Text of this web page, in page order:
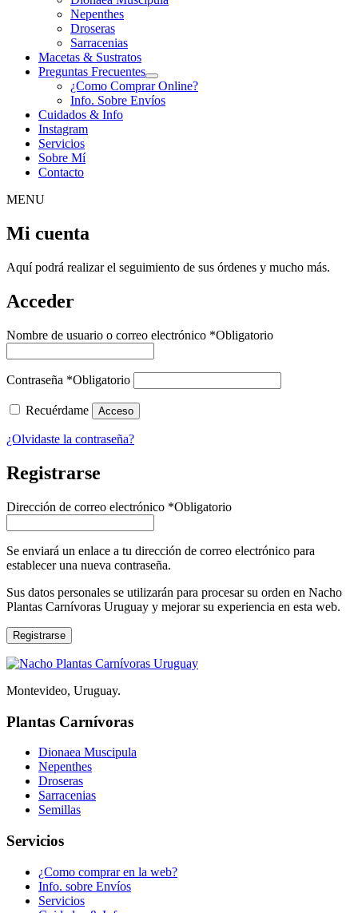
Nepenthes
Droseras
Sarracenias
Macetas & Sustratos
Preguntas Frecuentes
¿Como Comprar Online?
Info. Sobre Envíos
Cuidados & Info
Instagram
Servicios
Sobre Mí
Contacto
MENU
Mi cuenta
Aquí podrá realizar el seguimiento de sus órdenes y mucho más.
Acceder
Nombre de usuario o correo electrónico *Obligatorio
Contraseña *Obligatorio
Recuérdame Acceso
¿Olvidaste la contraseña?
Registrarse
Dirección de correo electrónico *Obligatorio
Se enviará un enlace a tu dirección de correo electrónico para
establecer una nueva contraseña.
Sus datos personales se utilizarán para procesar su orden en Nacho
Plantas Carnívoras Uruguay y mejorar su experiencia en esta web.
Registrarse
Montevideo, Uruguay.
Plantas Carnívoras
Dionaea Muscipula
Nepenthes
Droseras
Sarracenias
Semillas
Servicios
¿Como comprar en la web?
Info. sobre Envíos
Servicios